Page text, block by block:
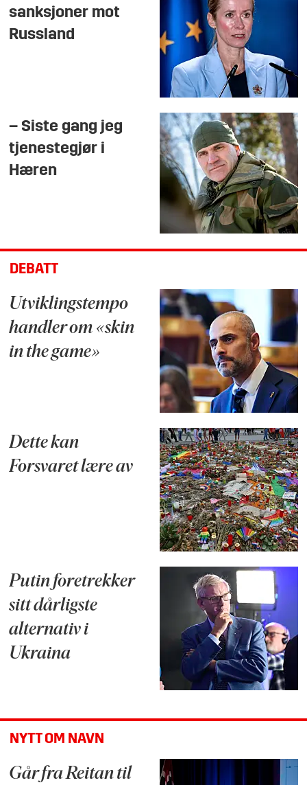
sanksjoner mot
Russland
– Siste gang jeg
tjenestegjør i
Hæren
DEBATT
Utviklingstempo
handler om «skin
in the game»
Dette kan
Forsvaret lære av
Putin foretrekker
sitt dårligste
alternativ i
Ukraina
NYTT OM NAVN
Går fra Reitan til